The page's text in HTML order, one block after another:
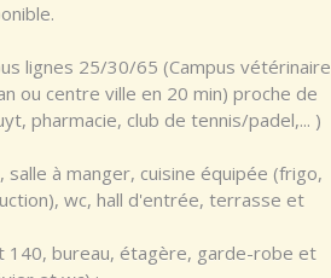
lignes 25/30/65 (Campus vétérinaire
ou centre ville en 20 min) proche de
pharmacie, club de tennis/padel,... )
à manger, cuisine équipée (frigo,
wc, hall d'entrée, terrasse et
140, bureau, étagère, garde-robe et